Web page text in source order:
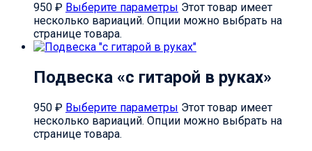
950 ₽ Выберите параметры Этот товар имеет
несколько вариаций. Опции можно выбрать на
странице товара.
Подвеска «с гитарой в руках»
950 ₽ Выберите параметры Этот товар имеет
несколько вариаций. Опции можно выбрать на
странице товара.